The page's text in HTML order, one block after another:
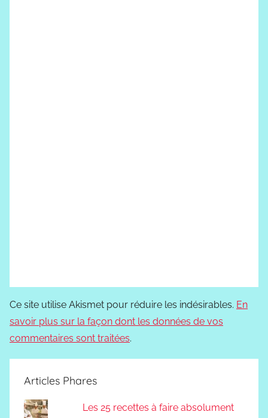
Ce site utilise Akismet pour réduire les indésirables. En
savoir plus sur la façon dont les données de vos
commentaires sont traitées.
Articles Phares
Les 25 recettes à faire absolument